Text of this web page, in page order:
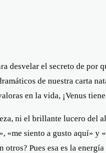
desvelar el secreto de
de nuestra carta
en la vida, ¡Venus
ni el brillante lucero del
«me siento a gusto aquí»
Pues esa es la